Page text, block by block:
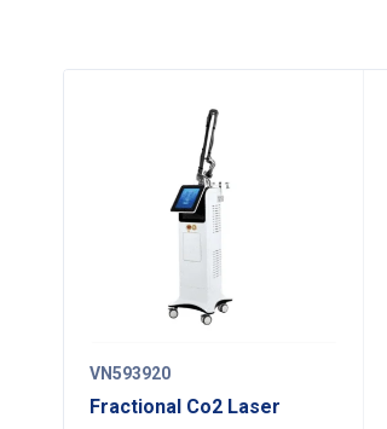
VN593920
Fractional Co2 Laser